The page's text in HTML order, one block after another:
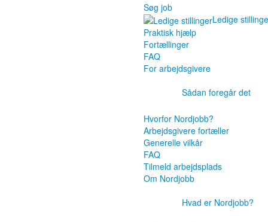
Søg job
Ledige
Praktisk hjælp
Fortællinger
FAQ
For arbejdsgivere
Sådan foregår det
Hvorfor Nordjobb?
Arbejdsgivere fortæller
Generelle vilkår
FAQ
Tilmeld arbejdsplads
Om Nordjobb
Hvad er Nordjobb?